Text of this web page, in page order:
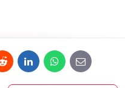
RedditLinkedInWhatsApp
E-
mail